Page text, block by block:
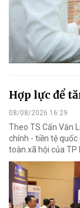
Hợp lực để
08/08/2026 16:29
Theo TS Cấn Văn
chính - tiền tệ
toàn xã hội của TP